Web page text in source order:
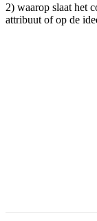
2) waarop slaat het
attribuut of op de